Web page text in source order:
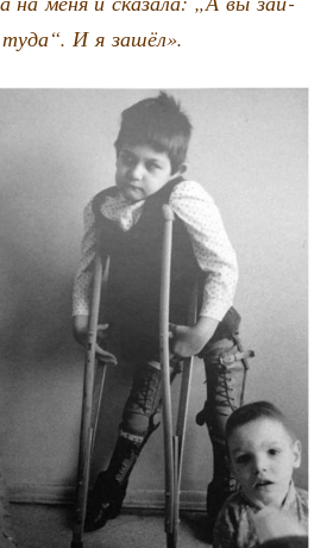
И я зашёл».